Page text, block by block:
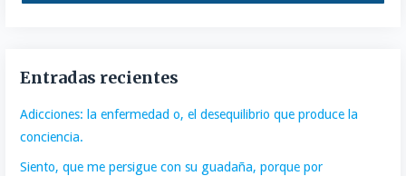
Entradas recientes
Adicciones: la enfermedad o, el desequilibrio que produce la
conciencia.
Siento, que me persigue con su guadaña, porque por